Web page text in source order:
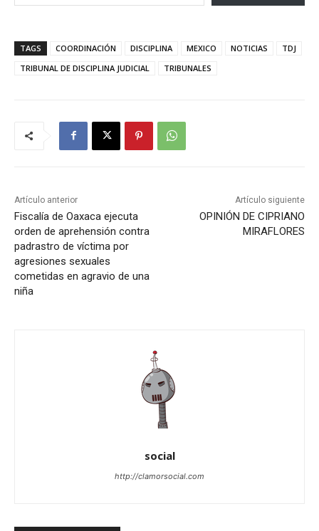
TAGS COORDINACIÓN DISCIPLINA MEXICO NOTICIAS
TDJ
TRIBUNAL DE DISCIPLINA JUDICIAL
TRIBUNALES
Artículo anterior
Fiscalía de Oaxaca ejecuta
orden de aprehensión contra
padrastro de víctima por
agresiones sexuales
cometidas en agravio de una
niña
Artículo siguiente
OPINIÓN DE CIPRIANO
MIRAFLORES
social
http://clamorsocial.com